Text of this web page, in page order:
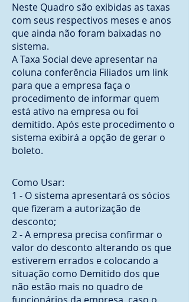
Neste Quadro são exibidas as taxas
com seus respectivos meses e anos
que ainda não foram baixadas no
sistema.
A Taxa Social deve apresentar na
coluna conferência Filiados um link
para que a empresa faça o
procedimento de informar quem
está ativo na empresa ou foi
demitido. Após este procedimento o
sistema exibirá a opção de gerar o
boleto.
Como Usar:
1 - O sistema apresentará os sócios
que fizeram a autorização de
desconto;
2 - A empresa precisa confirmar o
valor do desconto alterando os que
estiverem errados e colocando a
situação como Demitido dos que
não estão mais no quadro de